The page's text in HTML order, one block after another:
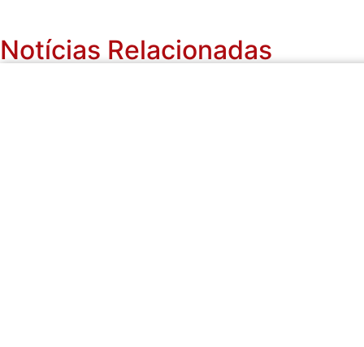
Notícias Relacionadas